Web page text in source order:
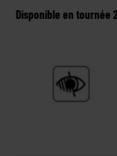
Disponible en tournée